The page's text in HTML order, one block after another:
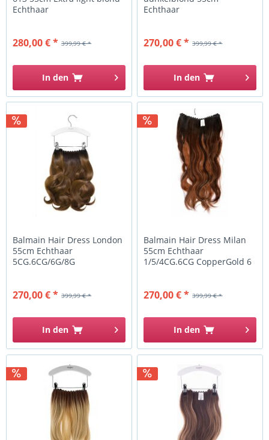
Echthaar
399,99 € *
280,00 € *
In den
Echthaar
399,99 € *
270,00 € *
In den
Balmain Hair Dress London
55cm Echthaar
5CG.6CG/6G/8G
399,99 € *
270,00 € *
In den
Balmain Hair Dress Milan
55cm Echthaar
1/5/4CG.6CG CopperGold 6
399,99 € *
270,00 € *
In den